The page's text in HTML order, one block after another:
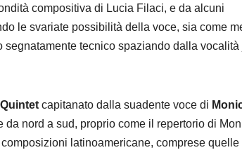
compositiva di Lucia Filaci, e da alcuni
le svariate possibilità della voce, sia come
tecnico spaziando dalla vocalità
capitanato dalla suadente voce di
nord a sud, proprio come il repertorio di
latinoamericane, comprese quelle